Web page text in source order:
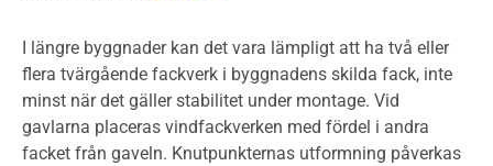
I längre byggnader kan det vara lämpligt att ha två eller
flera tvärgående fackverk i byggnadens skilda fack, inte
minst när det gäller stabilitet under montage. Vid
gavlarna placeras vindfackverken med fördel i andra
facket från gaveln. Knutpunkternas utformning påverkas